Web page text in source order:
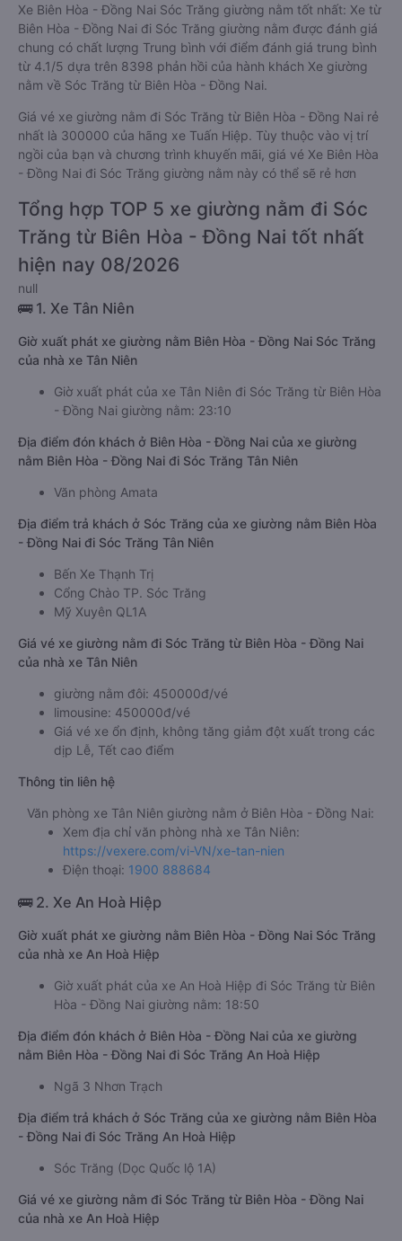
Xe Biên Hòa - Đồng Nai Sóc Trăng giường nằm tốt nhất: Xe từ
Biên Hòa - Đồng Nai đi Sóc Trăng giường nằm được đánh giá
chung có chất lượng Trung bình với điểm đánh giá trung bình
từ 4.1/5 dựa trên 8398 phản hồi của hành khách Xe giường
nằm về Sóc Trăng từ Biên Hòa - Đồng Nai.
Giá vé xe giường nằm đi Sóc Trăng từ Biên Hòa - Đồng Nai rẻ
nhất là 300000 của hãng xe Tuấn Hiệp. Tùy thuộc vào vị trí
ngồi của bạn và chương trình khuyến mãi, giá vé Xe Biên Hòa
- Đồng Nai đi Sóc Trăng giường nằm này có thể sẽ rẻ hơn
Tổng hợp TOP 5 xe giường nằm đi Sóc
Trăng từ Biên Hòa - Đồng Nai tốt nhất
hiện nay 08/2026
null
🚌 1. Xe Tân Niên
Giờ xuất phát xe giường nằm Biên Hòa - Đồng Nai Sóc Trăng
của nhà xe Tân Niên
Giờ xuất phát của xe Tân Niên đi Sóc Trăng từ Biên Hòa
- Đồng Nai giường nằm: 23:10
Địa điểm đón khách ở Biên Hòa - Đồng Nai của xe giường
nằm Biên Hòa - Đồng Nai đi Sóc Trăng Tân Niên
Văn phòng Amata
Địa điểm trả khách ở Sóc Trăng của xe giường nằm Biên Hòa
- Đồng Nai đi Sóc Trăng Tân Niên
Bến Xe Thạnh Trị
Cổng Chào TP. Sóc Trăng
Mỹ Xuyên QL1A
Giá vé xe giường nằm đi Sóc Trăng từ Biên Hòa - Đồng Nai
của nhà xe Tân Niên
giường nằm đôi: 450000đ/vé
limousine: 450000đ/vé
Giá vé xe ổn định, không tăng giảm đột xuất trong các
dịp Lễ, Tết cao điểm
Thông tin liên hệ
Văn phòng xe Tân Niên giường nằm ở Biên Hòa - Đồng Nai:
Xem địa chỉ văn phòng nhà xe Tân Niên:
https://vexere.com/vi-VN/xe-tan-nien
Điện thoại: 1900 888684
🚌 2. Xe An Hoà Hiệp
Giờ xuất phát xe giường nằm Biên Hòa - Đồng Nai Sóc Trăng
của nhà xe An Hoà Hiệp
Giờ xuất phát của xe An Hoà Hiệp đi Sóc Trăng từ Biên
Hòa - Đồng Nai giường nằm: 18:50
Địa điểm đón khách ở Biên Hòa - Đồng Nai của xe giường
nằm Biên Hòa - Đồng Nai đi Sóc Trăng An Hoà Hiệp
Ngã 3 Nhơn Trạch
Địa điểm trả khách ở Sóc Trăng của xe giường nằm Biên Hòa
- Đồng Nai đi Sóc Trăng An Hoà Hiệp
Sóc Trăng (Dọc Quốc lộ 1A)
Giá vé xe giường nằm đi Sóc Trăng từ Biên Hòa - Đồng Nai
của nhà xe An Hoà Hiệp